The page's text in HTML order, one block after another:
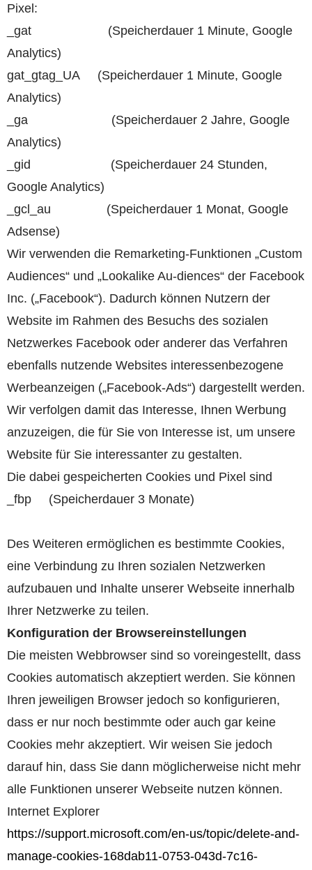
Pixel:
_gat (Speicherdauer 1 Minute, Google
Analytics)
gat_gtag_UA (Speicherdauer 1 Minute, Google
Analytics)
_ga (Speicherdauer 2 Jahre, Google
Analytics)
_gid (Speicherdauer 24 Stunden,
Google Analytics)
_gcl_au (Speicherdauer 1 Monat, Google
Adsense)
Wir verwenden die Remarketing-Funktionen „Custom
Audiences“ und „Lookalike Au-diences“ der Facebook
Inc. („Facebook“). Dadurch können Nutzern der
Website im Rahmen des Besuchs des sozialen
Netzwerkes Facebook oder anderer das Verfahren
ebenfalls nutzende Websites interessenbezogene
Werbeanzeigen („Facebook-Ads“) dargestellt werden.
Wir verfolgen damit das Interesse, Ihnen Werbung
anzuzeigen, die für Sie von Interesse ist, um unsere
Website für Sie interessanter zu gestalten.
Die dabei gespeicherten Cookies und Pixel sind
_fbp (Speicherdauer 3 Monate)
Des Weiteren ermöglichen es bestimmte Cookies,
eine Verbindung zu Ihren sozialen Netzwerken
aufzubauen und Inhalte unserer Webseite innerhalb
Ihrer Netzwerke zu teilen.
Konfiguration der Browsereinstellungen
Die meisten Webbrowser sind so voreingestellt, dass
Cookies automatisch akzeptiert werden. Sie können
Ihren jeweiligen Browser jedoch so konfigurieren,
dass er nur noch bestimmte oder auch gar keine
Cookies mehr akzeptiert. Wir weisen Sie jedoch
darauf hin, dass Sie dann möglicherweise nicht mehr
alle Funktionen unserer Webseite nutzen können.
Internet Explorer
https://support.microsoft.com/en-us/topic/delete-and-
manage-cookies-168dab11-0753-043d-7c16-